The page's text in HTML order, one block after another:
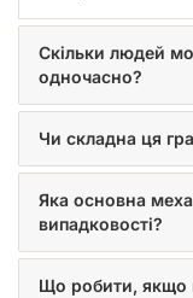
Скільки людей
одночасно?
Чи складна ця
Яка основна
випадковості?
Що робити, якщо